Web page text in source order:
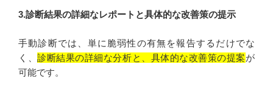
3.診断結果の詳細なレポートと具体的な改善策の提示
手動診断では、単に脆弱性の有無を報告するだけでな
く、診断結果の詳細な分析と、具体的な改善策の提案が
可能です。